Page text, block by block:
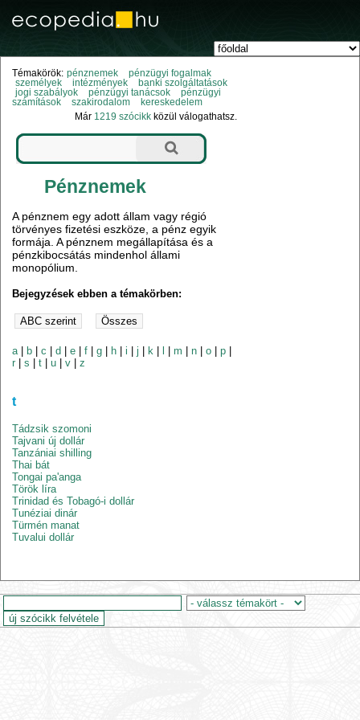
Témakörök: pénznemek
pénzügyi fogalmak
személyek
intézmények
banki szolgáltatások
jogi szabályok
pénzügyi tanácsok
pénzügyi
számítások
szakirodalom
kereskedelem
Már 1219 szócikk közül válogathatsz.
Pénznemek
A pénznem egy adott állam vagy régió
törvényes fizetési eszköze, a pénz egyik
formája. A pénznem megállapítása és a
pénzkibocsátás mindenhol állami
monopólium.
Bejegyzések ebben a témakörben:
a| b |c |d |e |f |g h |i |j k |m |n |o |p
r |s |t |u |v |z
t
Tádzsik szomoni
Tajvani új dollár
Tanzániai shilling
Thai bát
Tongai pa'anga
Török líra
Trinidad és Tobagó-i dollár
Tunéziai dinár
Türmén manat
Tuvalui dollár